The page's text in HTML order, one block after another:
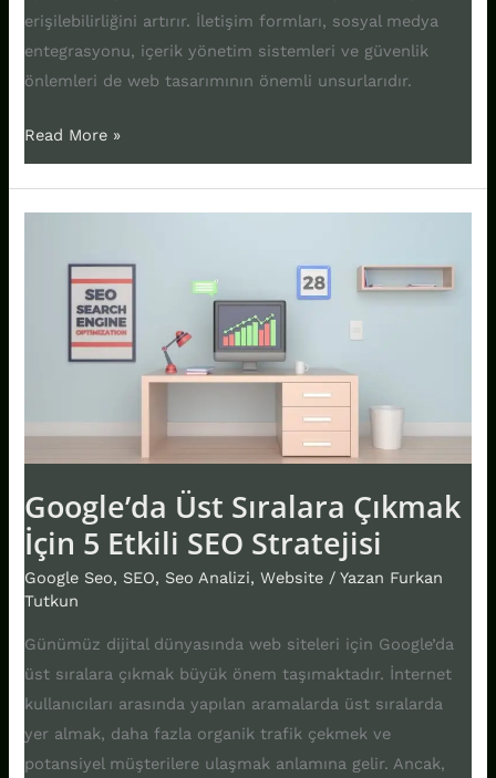
erişilebilirliğini artırır. İletişim formları, sosyal medya
entegrasyonu, içerik yönetim sistemleri ve güvenlik
önlemleri de web tasarımının önemli unsurlarıdır.
Read More »
Google’da Üst Sıralara Çıkmak
İçin 5 Etkili SEO Stratejisi
Google Seo, SEO, Seo Analizi,Website / Yazan Furkan
Tutkun
Günümüz dijital dünyasında web siteleri için Google’da
üst sıralara çıkmak büyük önem taşımaktadır. İnternet
kullanıcıları arasında yapılan aramalarda üst sıralarda
yer almak, daha fazla organik trafik çekmek ve
potansiyel müşterilere ulaşmak anlamına gelir. Ancak,
Sıralara
Çıkmak
SEO
Stratejisi